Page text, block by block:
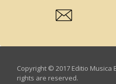
Copyright © 2017 Editio
rights are reserved.